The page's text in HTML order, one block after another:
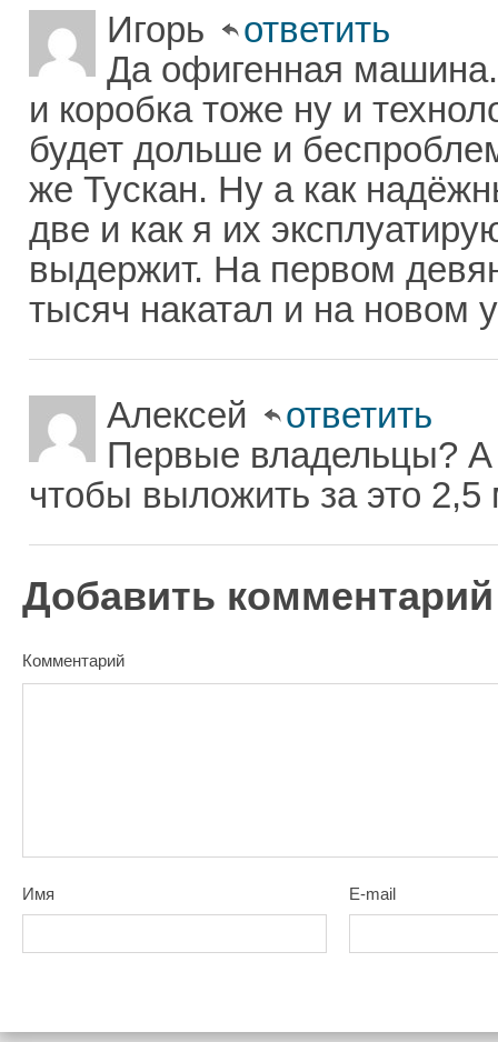
Игорь
ответить
Да офигенная
и коробка тоже ну и
будет дольше и
же Тускан. Ну а как
две и как я их
выдержит. На первом
тысяч накатал и на новом
Алексей
ответить
Первые владельцы? А
чтобы выложить за это 2,5
Добавить комментарий
Комментарий
Имя E-mail